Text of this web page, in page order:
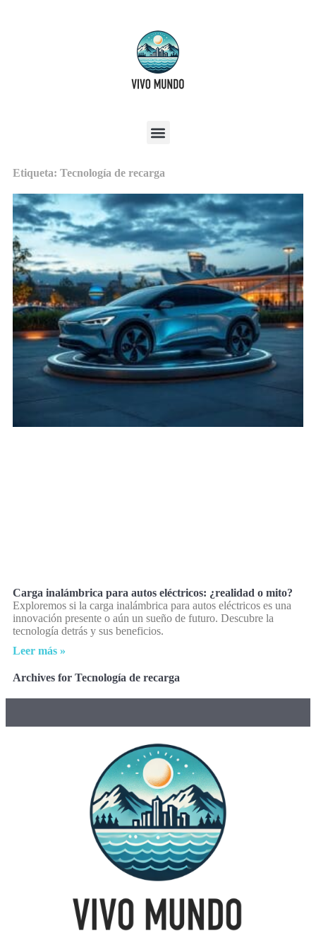
Etiqueta: Tecnología de recarga
Carga inalámbrica para autos eléctricos: ¿realidad o mito?
Exploremos si la carga inalámbrica para autos eléctricos es una
innovación presente o aún un sueño de futuro. Descubre la
tecnología detrás y sus beneficios.
Leer más »
Archives for Tecnología de recarga